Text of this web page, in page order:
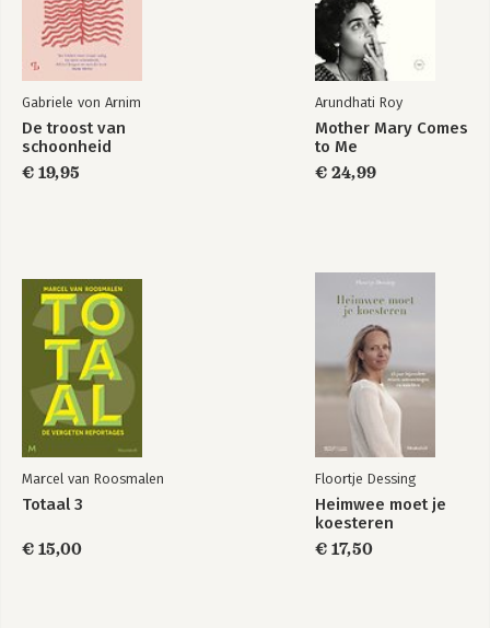
Gabriele von Arnim
De troost van
schoonheid
€ 19,95
Arundhati Roy
Mother Mary Comes
to Me
€ 24,99
Marcel van Roosmalen
Totaal 3
€ 15,00
Floortje Dessing
Heimwee moet je
koesteren
€ 17,50